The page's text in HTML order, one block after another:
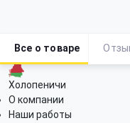
Холопеничи
О компании
Наши работы
Все о товаре